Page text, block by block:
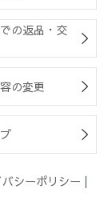
の返品・交
の変更
シーポリシー |